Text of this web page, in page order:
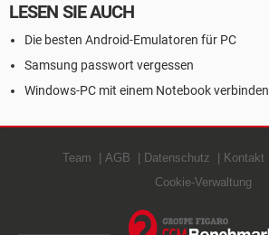
LESEN SIE AUCH
Die besten Android-Emulatoren für PC
Samsung passwort vergessen
Windows-PC mit einem Notebook verbinden
Team AGB Datenschutz Kontakt
Cookie-Verwaltung